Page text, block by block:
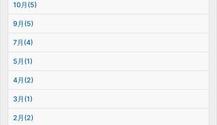
10月(5)
9月(5)
7月(4)
5月(1)
4月(2)
3月(1)
2月(2)